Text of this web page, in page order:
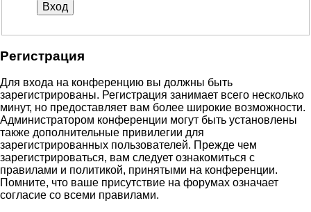
Регистрация
Для входа на конференцию вы должны быть
зарегистрированы. Регистрация занимает всего несколько
минут, но предоставляет вам более широкие возможности.
Администратором конференции могут быть установлены
также дополнительные привилегии для
зарегистрированных пользователей. Прежде чем
зарегистрироваться, вам следует ознакомиться с
правилами и политикой, принятыми на конференции.
Помните, что ваше присутствие на форумах означает
согласие со всеми правилами.